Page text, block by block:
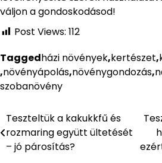
váljon a gondoskodásod!
Post Views: 112
Taggedházi növények,kertészet,
,növényápolás,növénygondozás,
szobanövény
Bejegyzés
navigáció
Teszteltük a kakukkfű és
rozmaring együtt ültetését
– jó párosítás?